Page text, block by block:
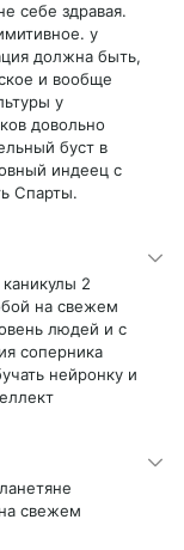
себе здравая.
у
должна быть,
и вообще
у
довольно
буст в
индеец с
Спарты.
2
на свежем
людей и с
соперника
нейронку и
свежем